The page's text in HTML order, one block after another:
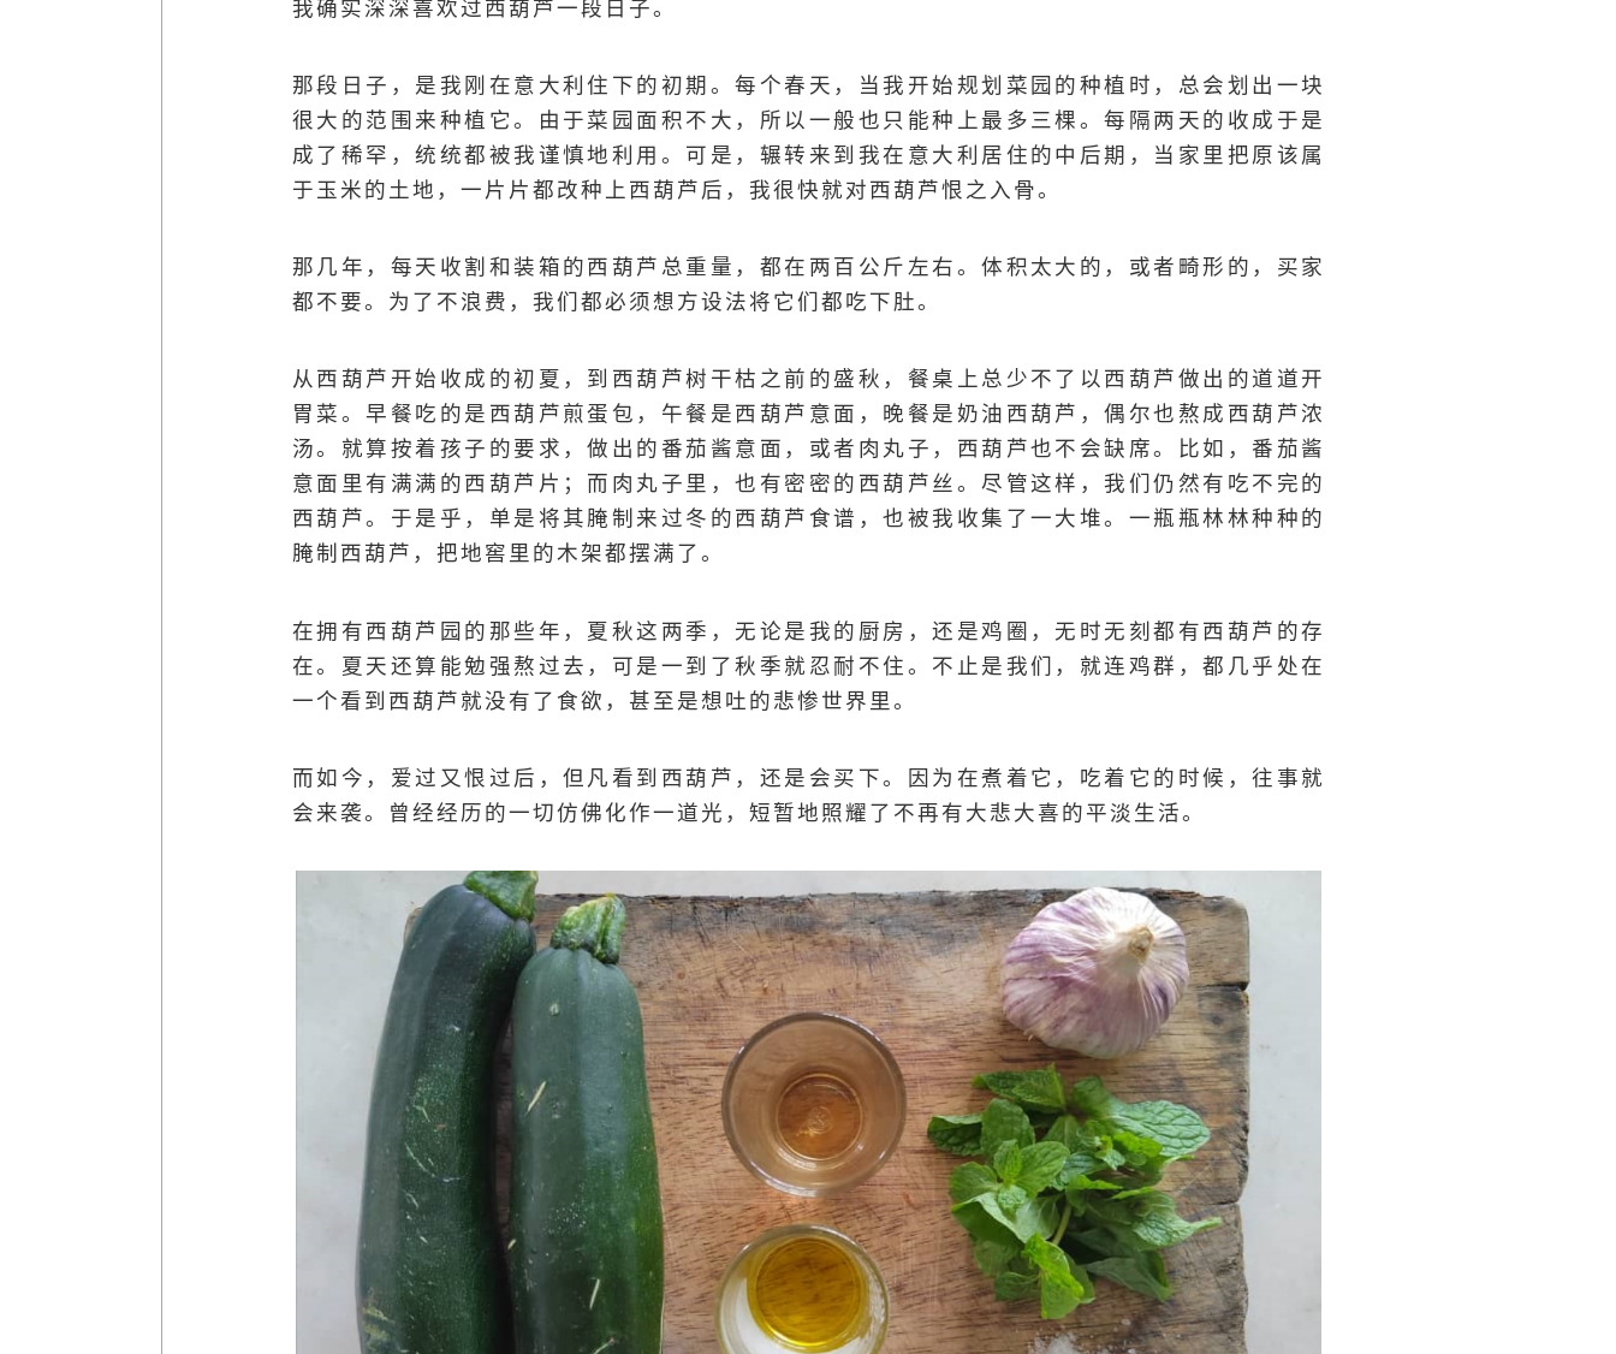
我确实深深喜欢过西葫芦一段日子。
那段日子，是我刚在意大利住下的初期。每个春天，当我开始规划菜园的种植时，总会划出一块
很大的范围来种植它。由于菜园面积不大，所以一般也只能种上最多三棵。每隔两天的收成于是
成了稀罕，统统都被我谨慎地利用。可是，辗转来到我在意大利居住的中后期，当家里把原该属
于玉米的土地，一片片都改种上西葫芦后，我很快就对西葫芦恨之入骨。
那几年，每天收割和装箱的西葫芦总重量，都在两百公斤左右。体积太大的，或者畸形的，买家
都不要。为了不浪费，我们都必须想方设法将它们都吃下肚。
从西葫芦开始收成的初夏，到西葫芦树干枯之前的盛秋，餐桌上总少不了以西葫芦做出的道道开
胃菜。早餐吃的是西葫芦煎蛋包，午餐是西葫芦意面，晚餐是奶油西葫芦，偶尔也熬成西葫芦浓
汤。就算按着孩子的要求，做出的番茄酱意面，或者肉丸子，西葫芦也不会缺席。比如，番茄酱
意面里有满满的西葫芦片；而肉丸子里，也有密密的西葫芦丝。尽管这样，我们仍然有吃不完的
西葫芦。于是乎，单是将其腌制来过冬的西葫芦食谱，也被我收集了一大堆。一瓶瓶林林种种的
腌制西葫芦，把地窖里的木架都摆满了。
在拥有西葫芦园的那些年，夏秋这两季，无论是我的厨房，还是鸡圈，无时无刻都有西葫芦的存
在。夏天还算能勉强熬过去，可是一到了秋季就忍耐不住。不止是我们，就连鸡群，都几乎处在
一个看到西葫芦就没有了食欲，甚至是想吐的悲惨世界里。
而如今，爱过又恨过后，但凡看到西葫芦，还是会买下。因为在煮着它，吃着它的时候，往事就
会来袭。曾经经历的一切仿佛化作一道光，短暂地照耀了不再有大悲大喜的平淡生活。